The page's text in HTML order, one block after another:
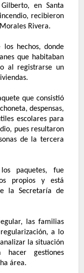
en Santa
recibieron
Rivera.
hechos, donde
que habitaban
al registrarse un
que consistió
despensas,
escolares para
pues resultaron
de la tercera
paquetes, fue
propios y está
la Secretaría de
las familias
a lo
la situación
gestiones
área.